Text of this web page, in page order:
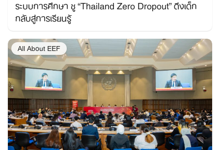
ระบบการศึกษา ชู “Thailand Zero Dropout” ดึงเด็ก
กลับสู่การเรียนรู้
All About EEF